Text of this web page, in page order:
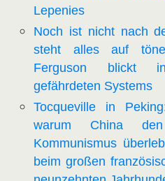
Lepenies
Noch ist nicht nach
steht alles auf
Ferguson blickt
gefährdeten Systems
Tocqueville in
warum China
Kommunismus
beim großen